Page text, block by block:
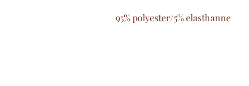
95% polyester/5% elasthanne